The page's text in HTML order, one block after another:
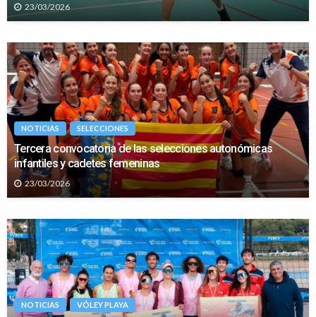
23/03/2026
NOTICIAS SELECCIONES
Tercera convocatoria de las selecciones autonómicas
infantiles y cadetes femeninas
23/03/2026
NOTICIAS VÓLEY PLAYA